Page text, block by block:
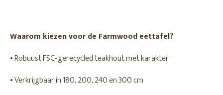
Waarom kiezen voor de Farmwood eettafel?
• Robuust FSC-gerecycled teakhout met karakter
• Verkrijgbaar in 180, 200, 240 en 300 cm